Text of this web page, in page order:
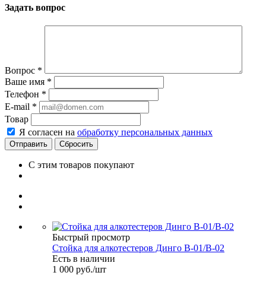
Задать вопрос
Вопрос *
Ваше имя *
Телефон *
E-mail *
Товар
Я согласен на обработку персональных данных
Сбросить
С этим товаров покупают
Быстрый просмотр
Стойка для алкотестеров Динго В-01/В-02
Есть в наличии
1 000 руб./шт